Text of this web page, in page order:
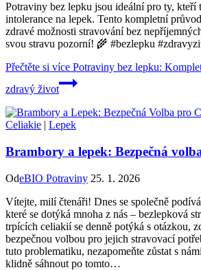
Potraviny bez lepku jsou ideální pro ty,
intolerance na lepek. Tento kompletní
zdravé možnosti stravování bez
svou stravu pozorní! 🌾 #bezlepku
Přečtěte si více Potraviny bez lepku:
zdravý život
Celiakie | Lepek
Brambory a lepek: Bezpečná
OdeBIO Potraviny 25. 1. 2026
Vítejte, milí čtenáři! Dnes se ⁤společně
které se dotýká mnoha z ​nás – bezlepková
trpících celiakií se denně potýká s otázkou,
bezpečnou volbou⁢ pro jejich ‍stravovací
tuto‌ problematiku, nezapomeňte zůstat s
klidně sáhnout po⁤ tomto…